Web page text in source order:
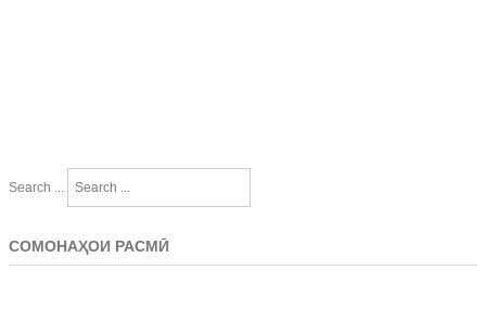
Search ...
СОМОНАҲОИ РАСМӢ